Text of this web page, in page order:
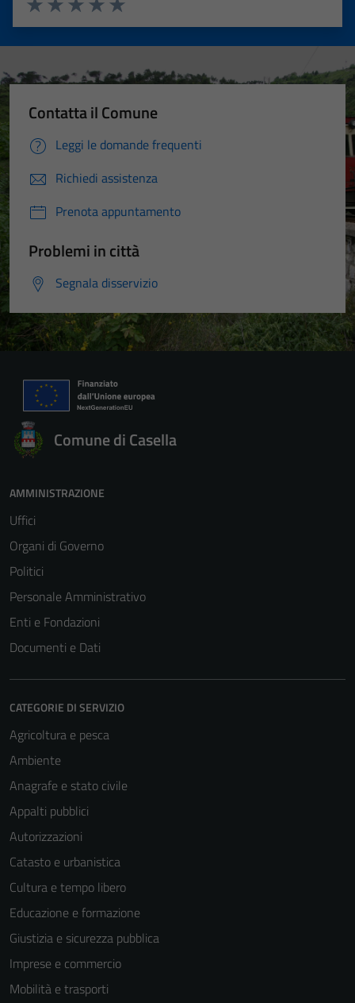
Valuta 5 stelle su 5
Valuta 4 stelle su 5
Valuta 3 stelle su 5
Valuta 2 stelle su 5
Valuta 1 stelle su 5
Contatta il Comune
Leggi le domande frequenti
Richiedi assistenza
Prenota appuntamento
Problemi in città
Segnala disservizio
Comune di Casella
AMMINISTRAZIONE
Uffici
Organi di Governo
Politici
Personale Amministrativo
Enti e Fondazioni
Documenti e Dati
CATEGORIE DI SERVIZIO
Agricoltura e pesca
Ambiente
Anagrafe e stato civile
Appalti pubblici
Autorizzazioni
Catasto e urbanistica
Cultura e tempo libero
Educazione e formazione
Giustizia e sicurezza pubblica
Imprese e commercio
Mobilità e trasporti